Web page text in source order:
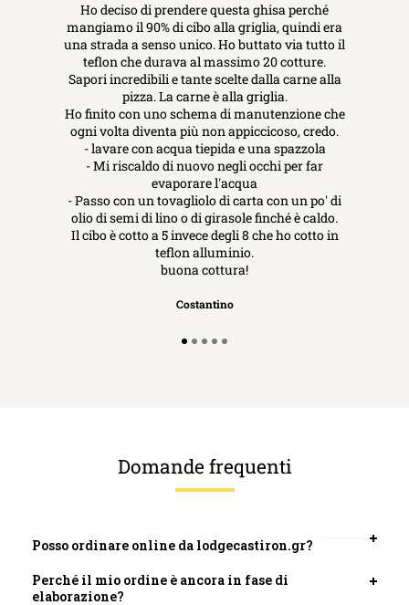
Ho deciso di prendere questa ghisa perché
mangiamo il 90% di cibo alla griglia, quindi era
una strada a senso unico. Ho buttato via tutto il
teflon che durava al massimo 20 cotture.
Sapori incredibili e tante scelte dalla carne alla
pizza. La carne è alla griglia.
Ho finito con uno schema di manutenzione che
ogni volta diventa più non appiccicoso, credo.
- lavare con acqua tiepida e una spazzola
- Mi riscaldo di nuovo negli occhi per far
evaporare l'acqua
- Passo con un tovagliolo di carta con un po' di
olio di semi di lino o di girasole finché è caldo.
Il cibo è cotto a 5 invece degli 8 che ho cotto in
teflon alluminio.
buona cottura!
Costantino
Domande frequenti
Posso ordinare online da lodgecastiron.gr?
scheda
Perché il mio ordine è ancora in fase di
elaborazione?